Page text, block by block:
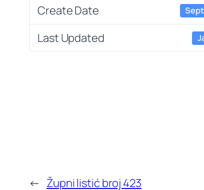
Create Date
Last Updated
← Župni listić broj 423